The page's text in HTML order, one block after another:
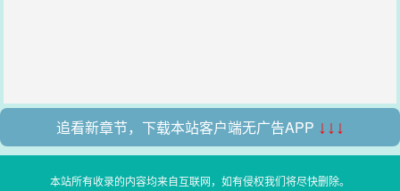
追看新章节，下载本站客户端无广告APP ↓↓↓
本站所有收录的内容均来自互联网，如有侵权我们将尽快删除。